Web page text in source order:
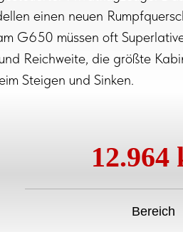
einen neuen
G650 müssen oft
Reichweite, die größte
Steigen und Sinken.
12.964
Bereich